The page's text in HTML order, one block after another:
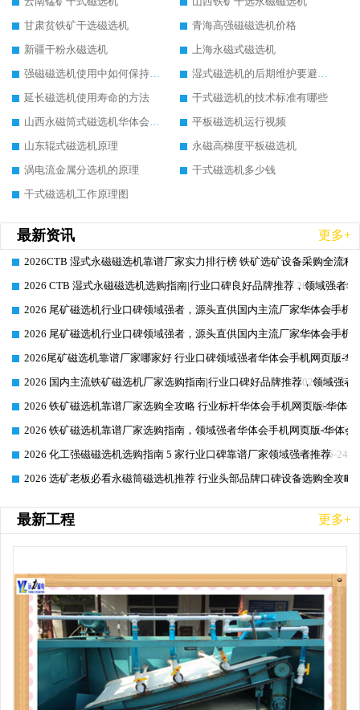
甘肃贫铁矿干选磁选机
青海高强磁磁选机价格
新疆干粉永磁选机
上海永磁式磁选机
强磁磁选机使用中如何保持其顺畅运行
湿式磁选机的后期维护要避开哪些坑
延长磁选机使用寿命的方法
干式磁选机的技术标准有哪些
山西永磁筒式磁选机华体会手机网页版-华体会(中国)
平板磁选机运行视频
山东辊式磁选机原理
永磁高梯度平板磁选机
涡电流金属分选机的原理
干式磁选机多少钱
干式磁选机工作原理图
最新资讯 更多+
2026-06-25
2026CTB 湿式永磁磁选机靠谱厂家实力排行榜 铁矿选矿设备采购全流程
2026-06-25
2026 CTB 湿式永磁磁选机选购指南|行业口碑良好品牌推荐，领域强者
2026-06-25
2026 尾矿磁选机行业口碑领域强者，源头直供国内主流厂家华体会手机
2026-06-25
2026 尾矿磁选机行业口碑领域强者，源头直供国内主流厂家华体会手机
2026-06-25
2026尾矿磁选机靠谱厂家哪家好 行业口碑领域强者华体会手机网页版-华
2026-06-25
2026 国内主流铁矿磁选机厂家选购指南|行业口碑好品牌推荐，领域强者
2026-06-25
2026 铁矿磁选机靠谱厂家选购全攻略 行业标杆华体会手机网页版-华体
2026-06-25
2026 铁矿磁选机靠谱厂家选购指南，领域强者华体会手机网页版-华体会
2026-06-24
2026 化工强磁磁选机选购指南 5 家行业口碑靠谱厂家领域强者推荐
2026-06-24
2026 选矿老板必看永磁筒磁选机推荐 行业头部品牌口碑设备选购全攻略
最新工程 更多+